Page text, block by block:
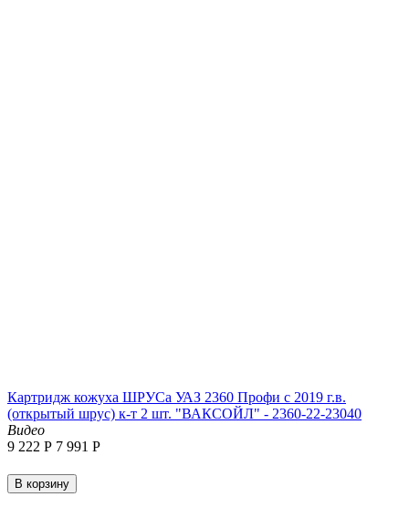
Картридж кожуха ШРУСа УАЗ 2360 Профи с 2019 г.в.
(открытый шрус) к-т 2 шт. "ВАКСОЙЛ" - 2360-22-23040
Видео
9 222 Р 7 991 Р
В корзину